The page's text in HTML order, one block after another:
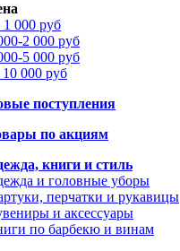
1 000 руб
2 000 руб
5 000 руб
10 000 руб
поступления
по акциям
книги и стиль
и головные уборы
перчатки и рукавицы
и аксессуары
по барбекю и винам